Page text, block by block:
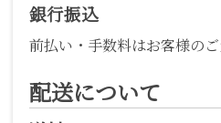
銀行振込
前払い・手数料はお客様のご
配送について